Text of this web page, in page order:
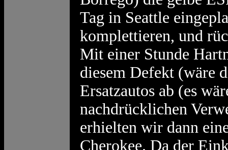
Tag in Seattle
komplettieren, und
Mit einer Stunde
diesem Defekt (wäre
Ersatzautos ab (es
nachdrücklichen
erhielten wir dann
Cherokee. Da der